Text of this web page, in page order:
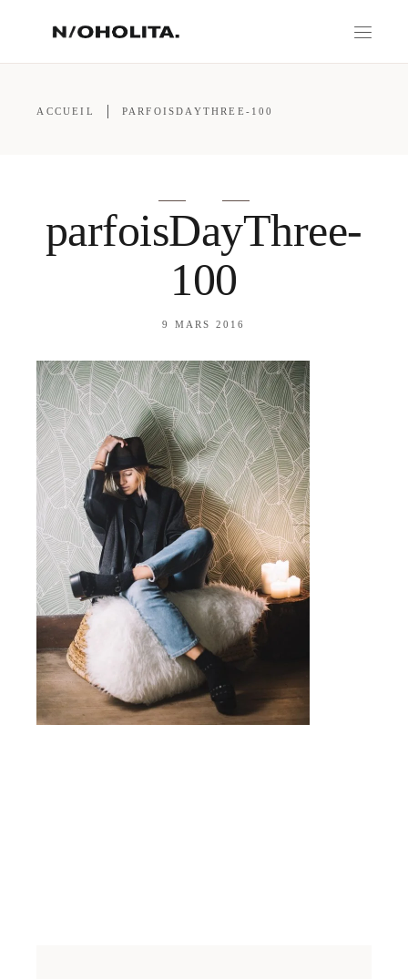
ACCUEIL PARFOISDAYTHREE-100
parfoisDayThree-
100
9 MARS 2016